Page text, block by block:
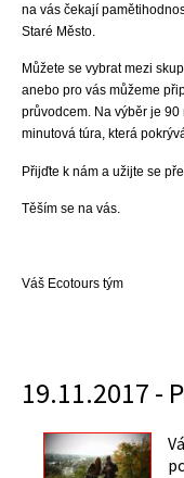
na vás čekají
Staré Město.
Můžete se vybrat mezi
anebo pro vás můžeme
průvodcem. Na výběr je
minutová túra, která
Přijďte k nám a užijte se
Těším se na vás.
Váš Ecotours tým
19.11.2017 -